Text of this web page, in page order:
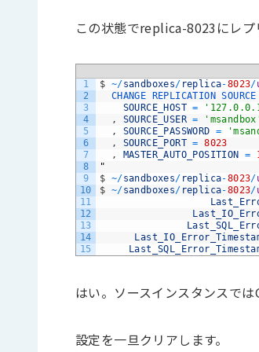
この状態でreplica-8023にレプ
1
2
3
4
5
6
7
8
9
10
11
12
13
14
15
$ ~/sandboxes/ replica-8023/
CHANGE
REPLICATION
SOURCE_HOST =
,
SOURCE_USER =
,
SOURCE_PASSWORD =
,
SOURCE_PORT = 8023
,
MASTER_AUTO_POSITION =
"
$ ~/sandboxes/ replica-8023/
$ ~/sandboxes/ replica-8023/
はい。ソースインスタンスで
設定を一旦クリアします。